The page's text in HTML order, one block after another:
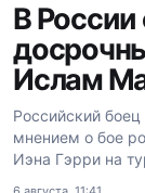
В России
Ислам
Российский
мнением о бое
Иэна Гэрри на